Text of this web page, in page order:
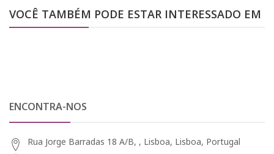
VOCÊ TAMBÉM PODE ESTAR INTERESSADO EM
ENCONTRA-NOS
Rua Jorge Barradas 18 A/B, , Lisboa, Lisboa, Portugal